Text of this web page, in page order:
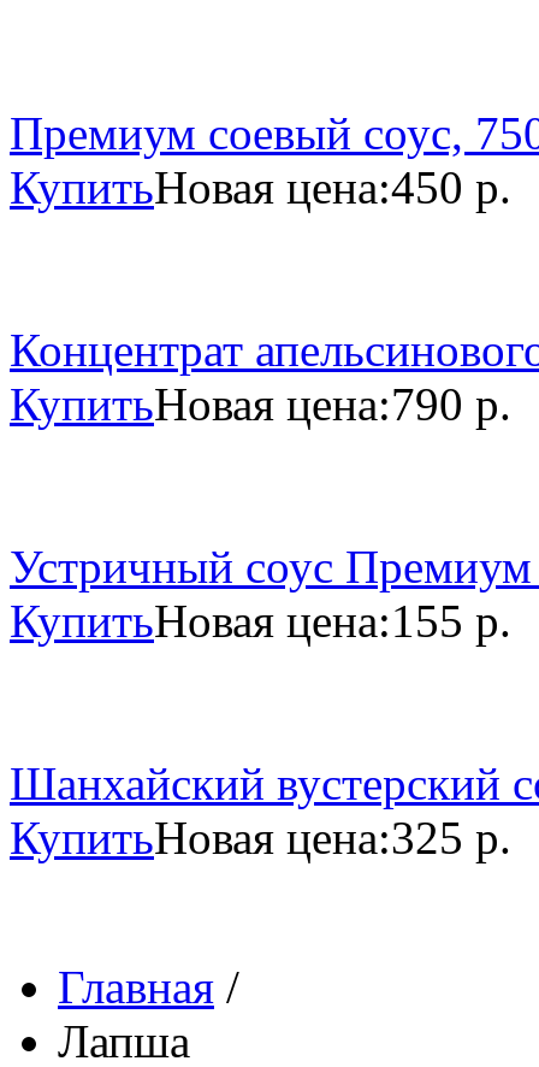
Премиум соевый соус,
КупитьНовая цена:450 р.
Концентрат
КупитьНовая цена:790 р.
Устричный соус
КупитьНовая цена:155 р.
Шанхайский вустерский
КупитьНовая цена:325 р.
Главная /
Лапша